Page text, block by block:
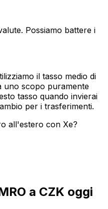
Possiamo battere i
il tasso medio di
uno scopo puramente
tasso quando invierai
per i trasferimenti.
all'estero con Xe?
a CZK oggi